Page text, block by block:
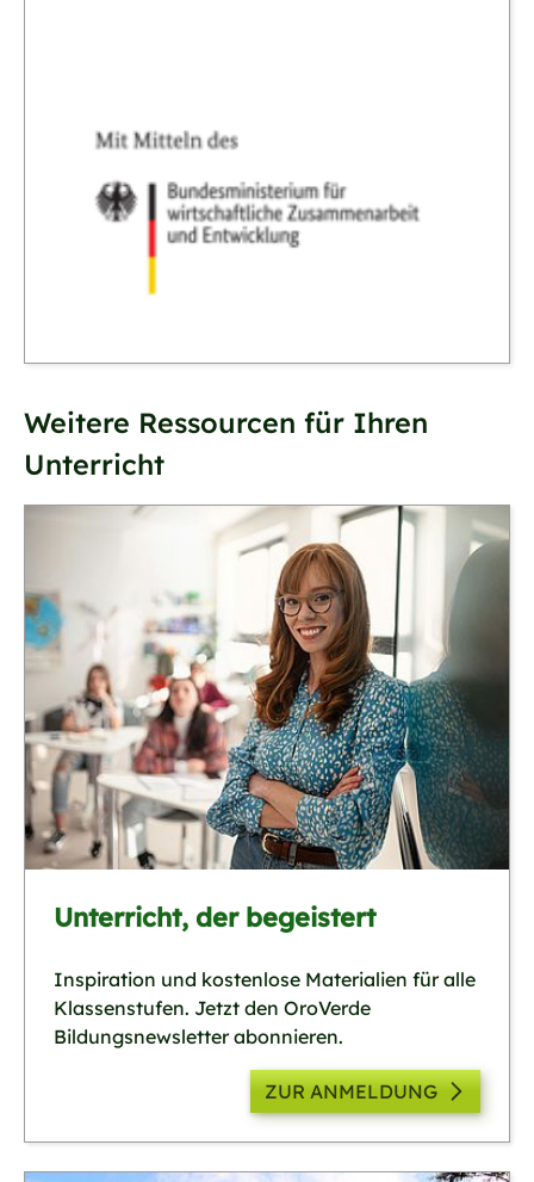
Weitere Ressourcen für Ihren
Unterricht
Unterricht, der begeistert
Inspiration und kostenlose Materialien für alle
Klassenstufen. Jetzt den OroVerde
Bildungsnewsletter abonnieren.
ZUR ANMELDUNG